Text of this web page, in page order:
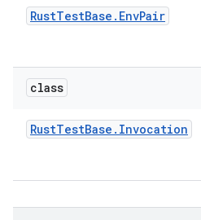
RustTestBase . EnvPair
class
RustTestBase . Invocation